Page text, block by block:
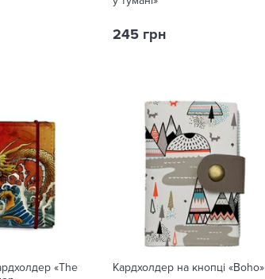
245 грн
«The
Кардхолдер на кнопці «Boho»